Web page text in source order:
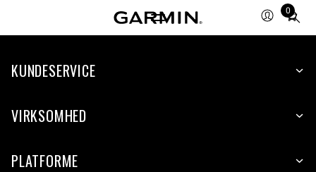
0
Total
items
cart:
KUNDESERVICE
VIRKSOMHED
PLATFORME